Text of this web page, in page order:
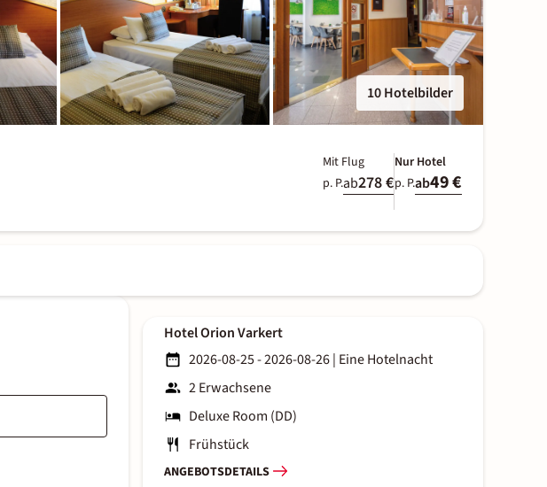
10 Hotelbilder
Mit Flug
p. P.ab278 €
Nur Hotel
p. P.ab49 €
Hotel Orion Varkert
2026-08-25 - 2026-08-26| Eine Hotelnacht
2 Erwachsene
Deluxe Room (DD)
Frühstück
ANGEBOTSDETAILS